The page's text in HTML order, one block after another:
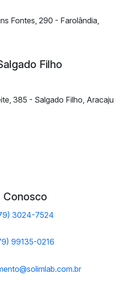
Fontes, 290 - Farolândia,
Filho
385 - Salgado Filho, Aracaju
Conosco
3024-7524
99135-0216